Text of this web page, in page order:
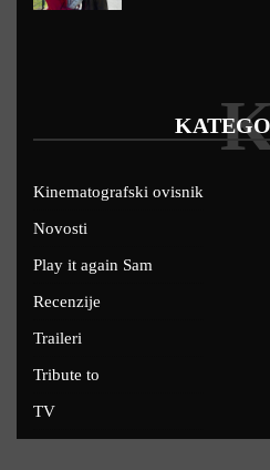
Kinematografski ovisnik
Novosti
Play it again Sam
Recenzije
Traileri
Tribute to
TV